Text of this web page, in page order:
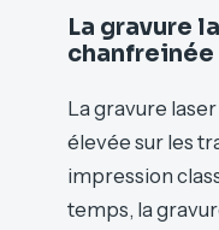
La gravure
chanfreinée
La gravure
élevée sur les
impression
temps, la